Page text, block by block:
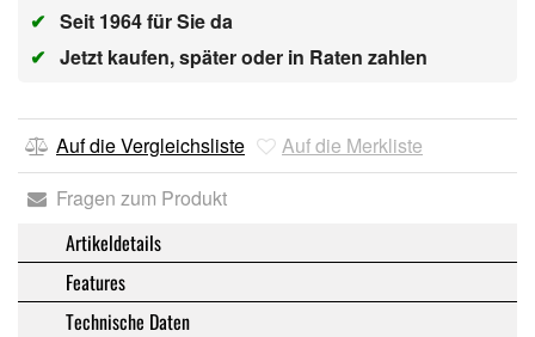
✔ Seit 1964 für Sie da
✔ Jetzt kaufen, später oder in Raten zahlen
Auf die Vergleichsliste
Auf die Merkliste
Fragen zum Produkt
Artikeldetails
Features
Technische Daten